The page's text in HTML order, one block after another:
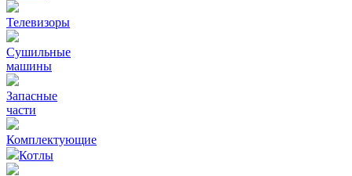
Телевизоры
Сушильные
машины
Запасные
части
Комплектующие
Котлы